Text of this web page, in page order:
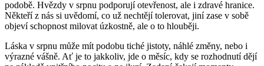
podobě. Hvězdy v srpnu podporují otevřenost, ale i zdravé hranice.
Někteří z nás si uvědomí, co už nechtějí tolerovat, jiní zase v sobě
objeví schopnost milovat úzkostně, ale o to hlouběji.
Láska v srpnu může mít podobu tiché jistoty, náhlé změny, nebo i
výrazné vášně. Ať je to jakkoliv, jde o měsíc, kdy se rozhodnutí dějí